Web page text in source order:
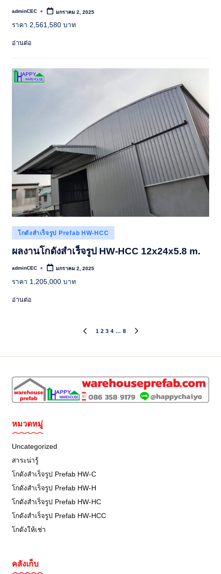
Posted
adminCEC มกราคม 2, 2025
ราคา 2,561,580 บาท
อ่านต่อ
Posted
in
โกดังสำเร็จรูป Prefab HW-HCC
ผลงานโกดังสำเร็จรูป HW-HCC 12x24x5.8 m.
Posted
adminCEC มกราคม 2, 2025
ราคา 1,205,000 บาท
อ่านต่อ
pagination
PREVIOUS
1 2 3 4 … 8
หมวดหมู่
Uncategorized
สาระน่ารู้
โกดังสำเร็จรูป Prefab HW-C
โกดังสำเร็จรูป Prefab HW-H
โกดังสำเร็จรูป Prefab HW-HC
โกดังสำเร็จรูป Prefab HW-HCC
โกดังให้เช่า
คลังเก็บ